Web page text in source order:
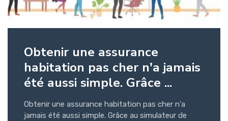
Obtenir une assurance
habitation pas cher n'a jamais
été aussi simple. Grâce ...
Obtenir une assurance habitation pas cher n'a
jamais été aussi simple. Grâce au simulateur de